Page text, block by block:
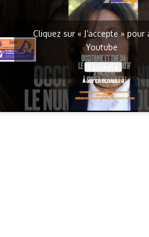
Cliquez sur « J’accepte » pour
Youtube